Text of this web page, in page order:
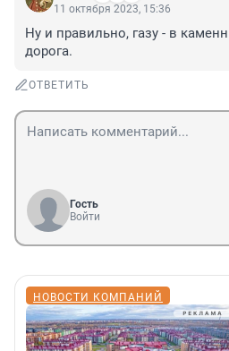
11 октября 2023, 15:36
Ну и правильно, газу - в
дорога.
ОТВЕТИТЬ
Гость
Войти
НОВОСТИ КОМПАНИЙ